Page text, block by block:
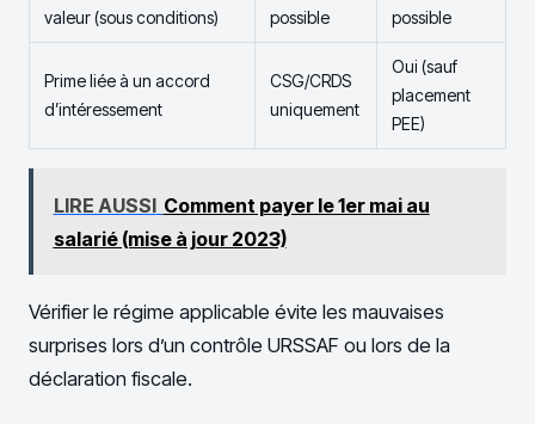
valeur (sous conditions)
possible
possible
Prime liée à un accord
d’intéressement
CSG/CRDS
uniquement
Oui (sauf
placement
PEE)
LIRE AUSSI Comment payer le 1er mai au
salarié (mise à jour 2023)
Vérifier le régime applicable évite les mauvaises
surprises lors d’un contrôle URSSAF ou lors de la
déclaration fiscale.